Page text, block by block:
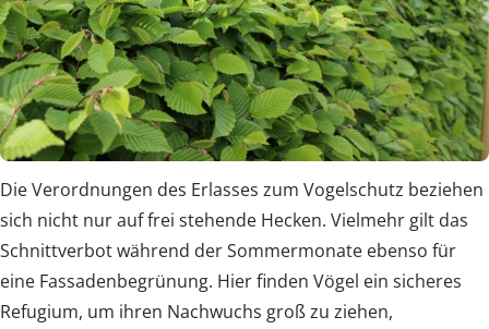
Die Verordnungen des Erlasses zum Vogelschutz beziehen
sich nicht nur auf frei stehende Hecken. Vielmehr gilt das
Schnittverbot während der Sommermonate ebenso für
eine Fassadenbegrünung. Hier finden Vögel ein sicheres
Refugium, um ihren Nachwuchs groß zu ziehen,